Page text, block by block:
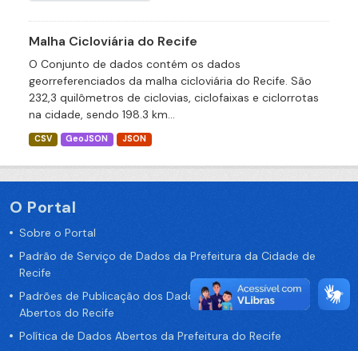
Malha Cicloviária do Recife
O Conjunto de dados contém os dados
georreferenciados da malha cicloviária do Recife. São
232,3 quilômetros de ciclovias, ciclofaixas e ciclorrotas
na cidade, sendo 198.3 km...
CSV GeoJSON JSON
O Portal
Sobre o Portal
Padrão de Serviço de Dados da Prefeitura da Cidade de
Recife
Padrões de Publicação dos Dados no Portal de Dados
Abertos do Recife
Política de Dados Abertos da Prefeitura do Recife